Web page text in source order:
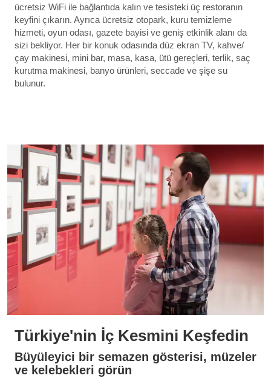
ücretsiz WiFi ile bağlantıda kalın ve tesisteki üç restoranın
keyfini çıkarın. Ayrıca ücretsiz otopark, kuru temizleme
hizmeti, oyun odası, gazete bayisi ve geniş etkinlik alanı da
sizi bekliyor. Her bir konuk odasında düz ekran TV, kahve/
çay makinesi, mini bar, masa, kasa, ütü gereçleri, terlik, saç
kurutma makinesi, banyo ürünleri, seccade ve şişe su
bulunur.
Türkiye'nin İç Kesmini Keşfedin
Büyüleyici bir semazen gösterisi, müzeler
ve kelebekleri görün